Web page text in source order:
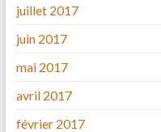
juillet 2017
juin 2017
mai 2017
avril 2017
février 2017